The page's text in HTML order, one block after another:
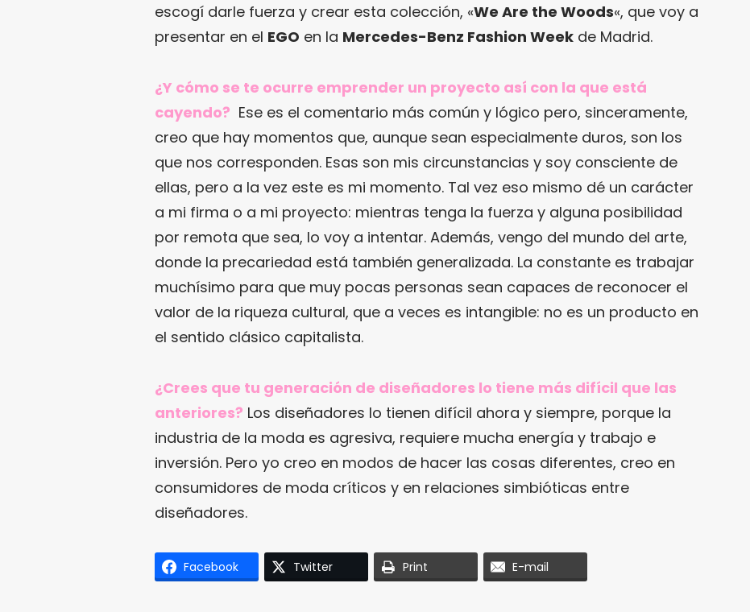
escogí darle fuerza y crear esta colección, «We Are the Woods«, que voy a
presentar en el EGO en la Mercedes-Benz Fashion Week de Madrid.
¿Y cómo se te ocurre emprender un proyecto así con la que está
cayendo? Ese es el comentario más común y lógico pero, sinceramente,
creo que hay momentos que, aunque sean especialmente duros, son los
que nos corresponden. Esas son mis circunstancias y soy consciente de
ellas, pero a la vez este es mi momento. Tal vez eso mismo dé un carácter
a mi firma o a mi proyecto: mientras tenga la fuerza y alguna posibilidad
por remota que sea, lo voy a intentar. Además, vengo del mundo del arte,
donde la precariedad está también generalizada. La constante es trabajar
muchísimo para que muy pocas personas sean capaces de reconocer el
valor de la riqueza cultural, que a veces es intangible: no es un producto en
el sentido clásico capitalista.
¿Crees que tu generación de diseñadores lo tiene más difícil que las
anteriores? Los diseñadores lo tienen difícil ahora y siempre, porque la
industria de la moda es agresiva, requiere mucha energía y trabajo e
inversión. Pero yo creo en modos de hacer las cosas diferentes, creo en
consumidores de moda críticos y en relaciones simbióticas entre
diseñadores.
Facebook Twitter Print E-mail